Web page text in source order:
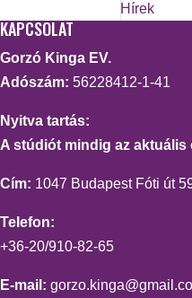
Hírek
KAPCSOLAT
Gorzó Kinga EV.
Adószám: 56228412-1-41
Nyitva tartás:
A stúdiót mindig az
Cím: 1047 Budapest Fóti út
Telefon:
+36-20/910-82-65
E-mail: